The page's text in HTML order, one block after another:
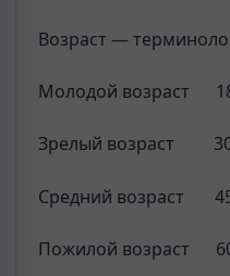
Возраст —
Молодой возраст
Зрелый возраст
Средний возраст
Пожилой возраст